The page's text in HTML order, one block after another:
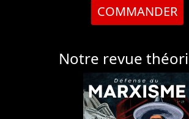
COMMANDER
Notre revue